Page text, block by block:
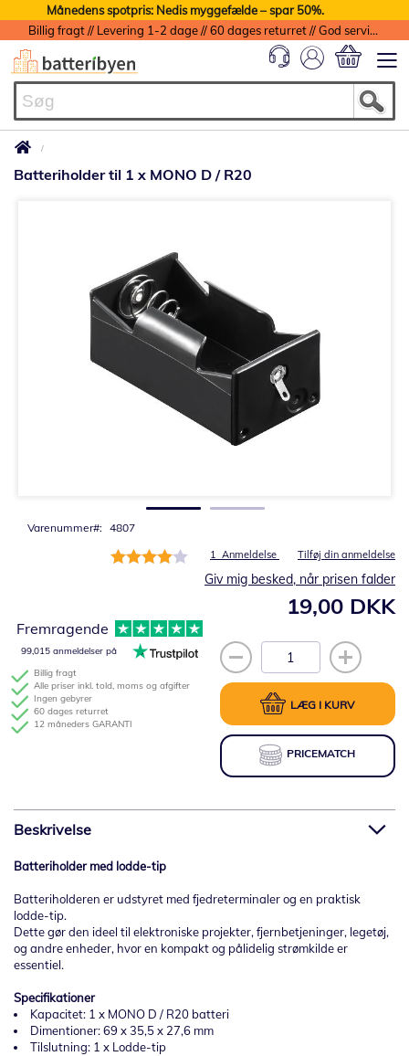
Månedens spotpris: Nedis myggefælde – spar 50%.
Billig fragt // Levering 1-2 dage // 60 dages returret // God service med garanti
Batteriholder til 1 x MONO D / R20
Varenummer 4807
Bedømmelse:
1 Anmeldelse Tilføj din anmeldelse
19,00 DKK
Giv mig besked, når prisen falder
LÆG I KURV
PRICEMATCH
Billig fragt
Alle priser inkl. told, moms og afgifter
Ingen gebyrer
60 dages returret
12 måneders GARANTI
Fremragende
99,015 anmeldelser på
Beskrivelse
Batteriholder med lodde-tip
Batteriholderen er udstyret med fjedreterminaler og en praktisk
lodde-tip.
Dette gør den ideel til elektroniske projekter, fjernbetjeninger, legetøj,
og andre enheder, hvor en kompakt og pålidelig strømkilde er
essentiel.
Specifikationer
Kapacitet: 1 x MONO D / R20 batteri
Dimentioner: 69 x 35,5 x 27,6 mm
Tilslutning: 1 x Lodde-tip